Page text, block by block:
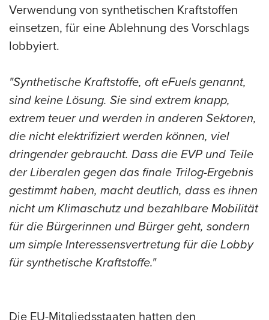
Verwendung von synthetischen Kraftstoffen
einsetzen, für eine Ablehnung des Vorschlags
lobbyiert.
"Synthetische Kraftstoffe, oft eFuels genannt,
sind keine Lösung. Sie sind extrem knapp,
extrem teuer und werden in anderen Sektoren,
die nicht elektrifiziert werden können, viel
dringender gebraucht. Dass die EVP und Teile
der Liberalen gegen das finale Trilog-Ergebnis
gestimmt haben, macht deutlich, dass es ihnen
nicht um Klimaschutz und bezahlbare Mobilität
für die Bürgerinnen und Bürger geht, sondern
um simple Interessensvertretung für die Lobby
für synthetische Kraftstoffe."
Die EU-Mitgliedsstaaten hatten den